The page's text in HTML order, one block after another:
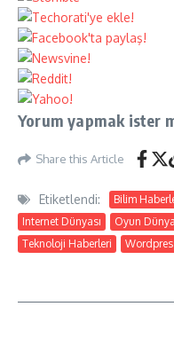
Yorum yapmak ister
Share this Article
Etiketlendi: Bilim
Internet Dünyası
Oyun
Teknoloji Haberleri